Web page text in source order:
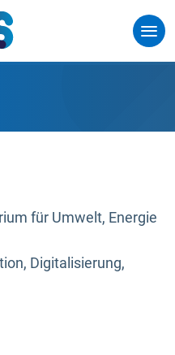
für Umwelt, Energie
Digitalisierung,